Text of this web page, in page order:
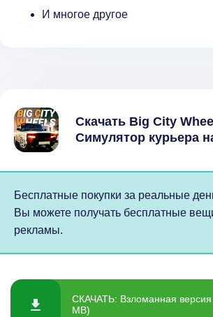
И многое другое
Скачать Big City
Симулятор курьера
Бесплатные покупки за реальные
Вы можете получать бесплатные
рекламы.
СКАЧАТЬ: Взломанная
MB)